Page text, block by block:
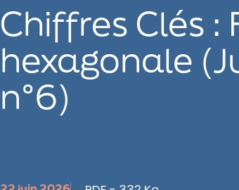
Chiffres Clés :
hexagonale
n°6)